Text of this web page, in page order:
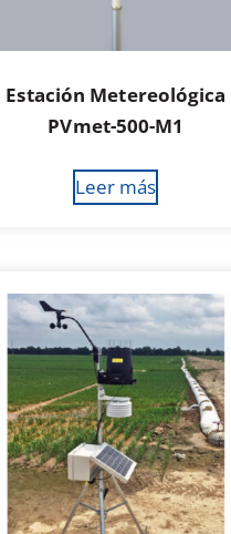
Estación Metereológica
PVmet-500-M1
Leer más